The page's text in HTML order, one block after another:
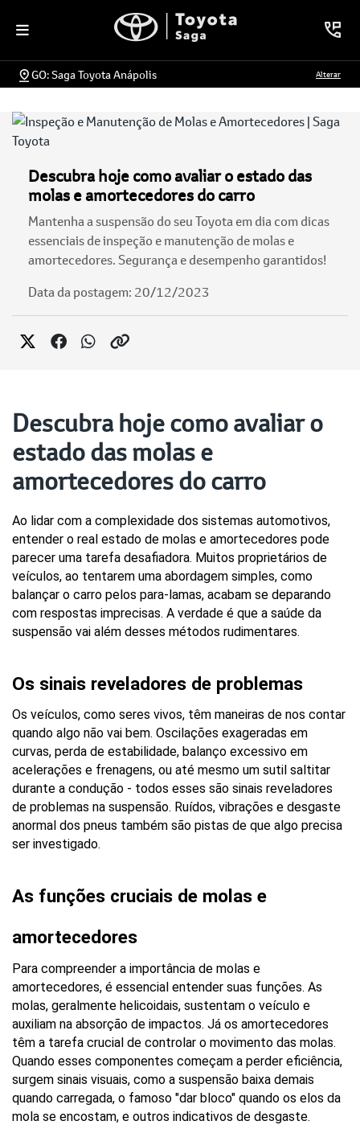
GO: Saga Toyota Anápolis Alterar
Descubra hoje como avaliar o estado das
molas e amortecedores do carro
Mantenha a suspensão do seu Toyota em dia com dicas
essenciais de inspeção e manutenção de molas e
amortecedores. Segurança e desempenho garantidos!
Data da postagem: 20/12/2023
Descubra hoje como avaliar o
estado das molas e
amortecedores do carro
Ao lidar com a complexidade dos sistemas automotivos,
entender o real estado de molas e amortecedores pode
parecer uma tarefa desafiadora. Muitos proprietários de
veículos, ao tentarem uma abordagem simples, como
balançar o carro pelos para-lamas, acabam se deparando
com respostas imprecisas. A verdade é que a saúde da
suspensão vai além desses métodos rudimentares.
Os sinais reveladores de problemas
Os veículos, como seres vivos, têm maneiras de nos contar
quando algo não vai bem. Oscilações exageradas em
curvas, perda de estabilidade, balanço excessivo em
acelerações e frenagens, ou até mesmo um sutil saltitar
durante a condução - todos esses são sinais reveladores
de problemas na suspensão. Ruídos, vibrações e desgaste
anormal dos pneus também são pistas de que algo precisa
ser investigado.
As funções cruciais de molas e
amortecedores
Para compreender a importância de molas e
amortecedores, é essencial entender suas funções. As
molas, geralmente helicoidais, sustentam o veículo e
auxiliam na absorção de impactos. Já os amortecedores
têm a tarefa crucial de controlar o movimento das molas.
Quando esses componentes começam a perder eficiência,
surgem sinais visuais, como a suspensão baixa demais
quando carregada, o famoso "dar bloco" quando os elos da
mola se encostam, e outros indicativos de desgaste.